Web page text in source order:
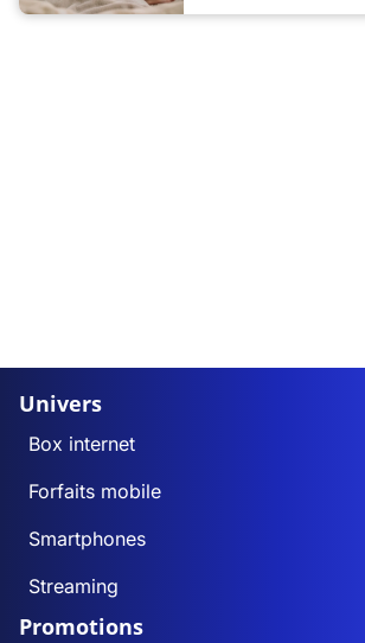
Univers
Box internet
Forfaits mobile
Smartphones
Streaming
Promotions